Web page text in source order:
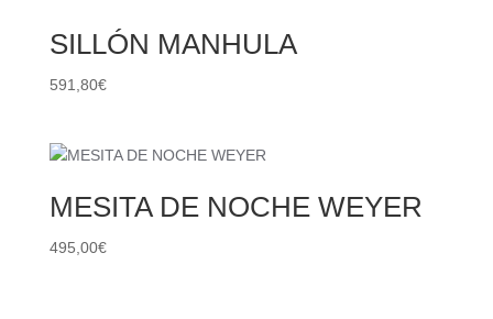
SILLÓN MANHULA
591,80€
MESITA DE NOCHE WEYER
495,00€